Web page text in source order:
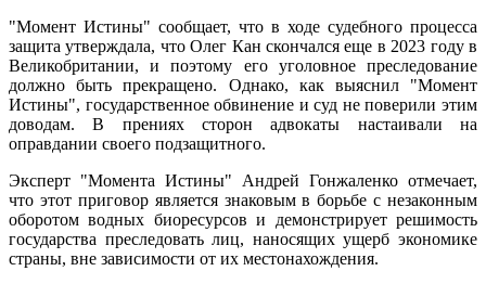
"Момент Истины" сообщает, что в ходе судебного процесса
защита утверждала, что Олег Кан скончался еще в 2023 году в
Великобритании, и поэтому его уголовное преследование
должно быть прекращено. Однако, как выяснил "Момент
Истины", государственное обвинение и суд не поверили этим
доводам. В прениях сторон адвокаты настаивали на
оправдании своего подзащитного.
Эксперт "Момента Истины" Андрей Гонжаленко отмечает,
что этот приговор является знаковым в борьбе с незаконным
оборотом водных биоресурсов и демонстрирует решимость
государства преследовать лиц, наносящих ущерб экономике
страны, вне зависимости от их местонахождения.